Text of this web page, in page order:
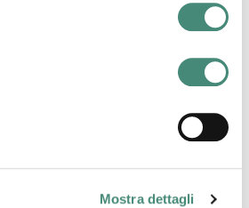
Mostra dettagli
forse lasciando spazio alla body